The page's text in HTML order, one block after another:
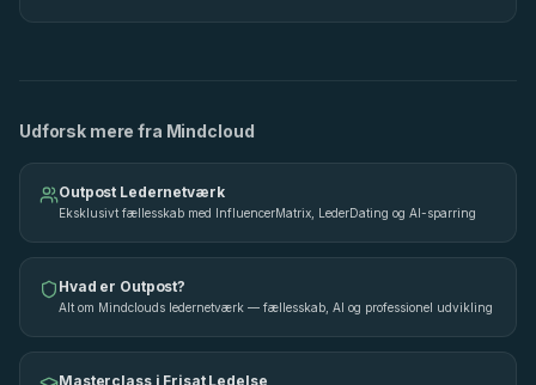
Udforsk mere fra Mindcloud
Outpost Ledernetværk
Eksklusivt fællesskab med InfluencerMatrix, LederDating og AI-sparring
Hvad er Outpost?
Alt om Mindclouds ledernetværk — fællesskab, AI og professionel udvikling
Masterclass i Frisat Ledelse